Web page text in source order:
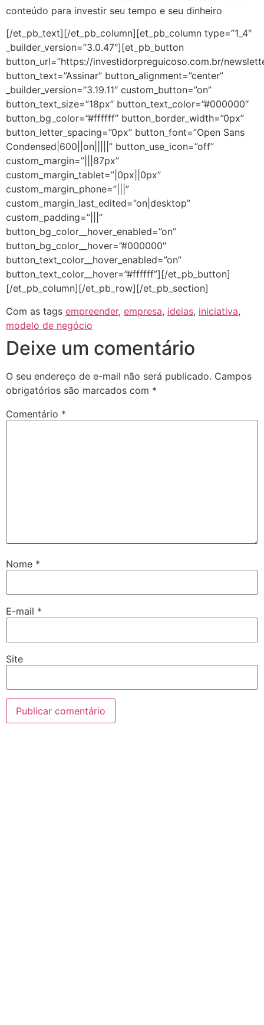
conteúdo para investir seu tempo e seu dinheiro
[/et_pb_text][/et_pb_column][et_pb_column type=”1_4″
_builder_version=”3.0.47″][et_pb_button
button_url=”https://investidorpreguicoso.com.br/
button_text=”Assinar” button_alignment=”center”
_builder_version=”3.19.11″ custom_button=”on”
button_text_size=”18px” button_text_color=”#000000″
button_bg_color=”#ffffff” button_border_width=”0px”
button_letter_spacing=”0px” button_font=”Open Sans
Condensed|600||on|||||” button_use_icon=”off”
custom_margin=”|||87px”
custom_margin_tablet=”|0px||0px”
custom_margin_phone=”|||”
custom_margin_last_edited=”on|desktop”
custom_padding=”|||”
button_bg_color__hover_enabled=”on”
button_bg_color__hover=”#000000″
button_text_color__hover_enabled=”on”
button_text_color__hover=”#ffffff”][/et_pb_button]
[/et_pb_column][/et_pb_row][/et_pb_section]
Com as tags empreender, empresa, ideias, iniciativa,
modelo de negócio
Deixe um comentário
O seu endereço de e-mail não será publicado. Campos
obrigatórios são marcados com *
Comentário *
Nome *
E-mail *
Site